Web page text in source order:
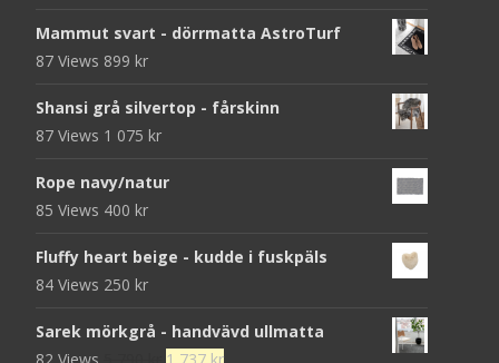
priset priset
475 kr.
Mammut svart - dörrmatta AstroTurf
87 Views 899 kr
Shansi grå silvertop - fårskinn
87 Views 1 075 kr
Rope navy/natur
85 Views 400 kr
Fluffy heart beige - kudde i fuskpäls
84 Views 250 kr
Sarek mörkgrå - handvävd ullmatta
82 Views
Det
1 737 krDet